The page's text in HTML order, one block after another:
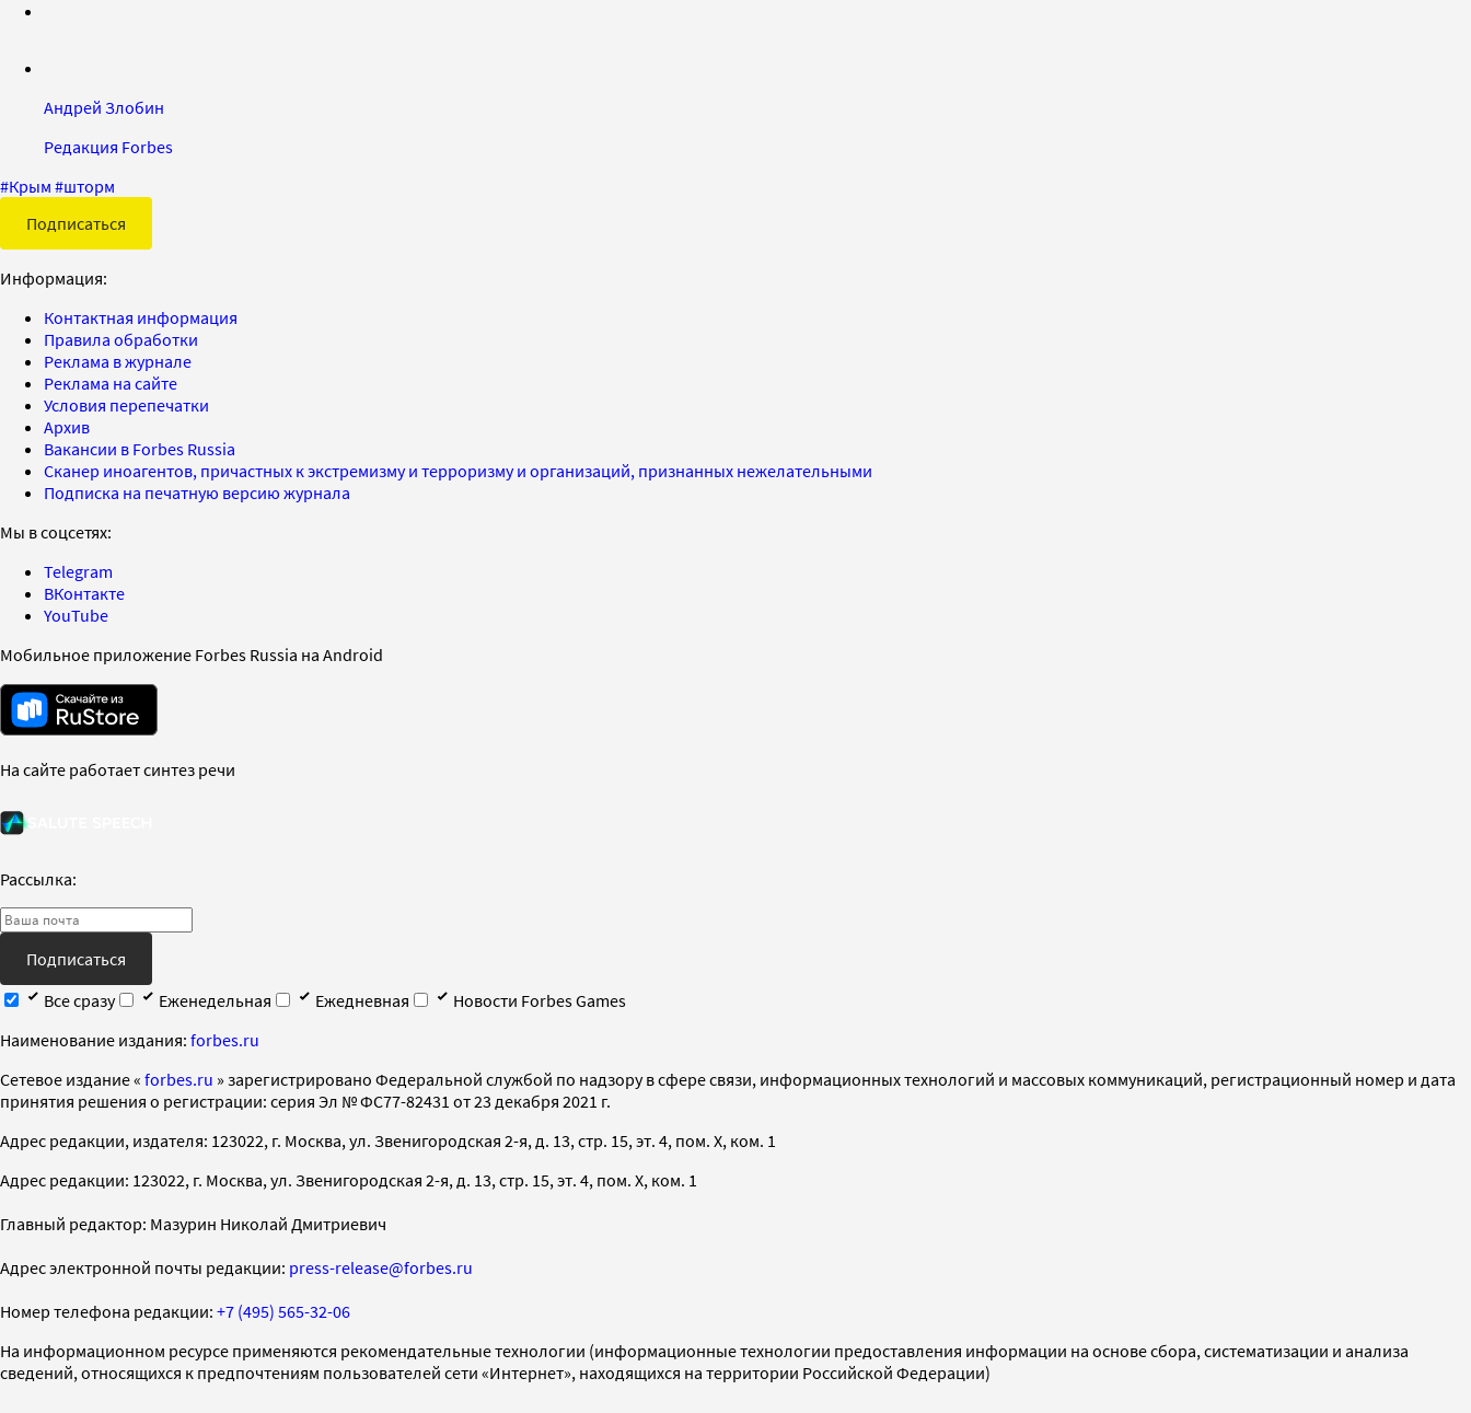
Андрей Злобин
Редакция Forbes
#Крым #шторм
Подписаться
Информация:
Контактная информация
Правила обработки
Реклама в журнале
Реклама на сайте
Условия перепечатки
Архив
Вакансии в Forbes Russia
Сканер иноагентов, причастных к экстремизму и терроризму и организаций, признанных нежелательными
Подписка на печатную версию журнала
Мы в соцсетях:
Telegram
ВКонтакте
YouTube
Мобильное приложение Forbes Russia на Android
На сайте работает синтез речи
Рассылка:
Подписаться
Все сразу
Еженедельная Ежедневная
Новости Forbes Games
Наименование издания: forbes.ru
Cетевое издание « forbes.ru » зарегистрировано Федеральной службой по надзору в сфере связи, информационных технологий и массовых коммуникаций, регистрационный номер и дата
принятия решения о регистрации: серия Эл № ФС77-82431 от 23 декабря 2021 г.
Адрес редакции, издателя: 123022, г. Москва, ул. Звенигородская 2-я, д. 13, стр. 15, эт. 4, пом. X, ком. 1
Адрес редакции: 123022, г. Москва, ул. Звенигородская 2-я, д. 13, стр. 15, эт. 4, пом. X, ком. 1
Главный редактор: Мазурин Николай Дмитриевич
Адрес электронной почты редакции: press-release@forbes.ru
Номер телефона редакции: +7 (495) 565-32-06
На информационном ресурсе применяются рекомендательные технологии (информационные технологии предоставления информации на основе сбора, систематизации и анализа
сведений, относящихся к предпочтениям пользователей сети «Интернет», находящихся на территории Российской Федерации)